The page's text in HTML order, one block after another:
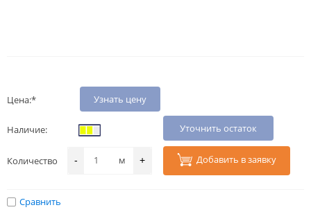
Цена:* Узнать цену
Наличие: Уточнить остаток
Количество - м + Добавить в заявку
Сравнить